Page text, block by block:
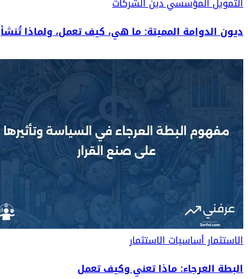
ديون الدوامة المميتة: ما هي، كيف تعمل، ولماذا تُنشأ
الاستثمارأساسيات الاستثمار
البطة العرجاء: ماذا تعني وكيف تعمل